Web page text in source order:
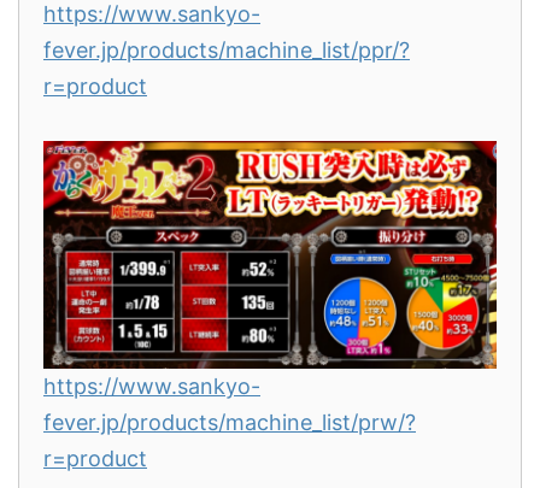
https://www.sankyo-
fever.jp/products/machine_list/ppr/?
r=product
https://www.sankyo-
fever.jp/products/machine_list/prw/?
r=product